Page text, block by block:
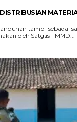
tampil sebagai
oleh Satgas TMMD...